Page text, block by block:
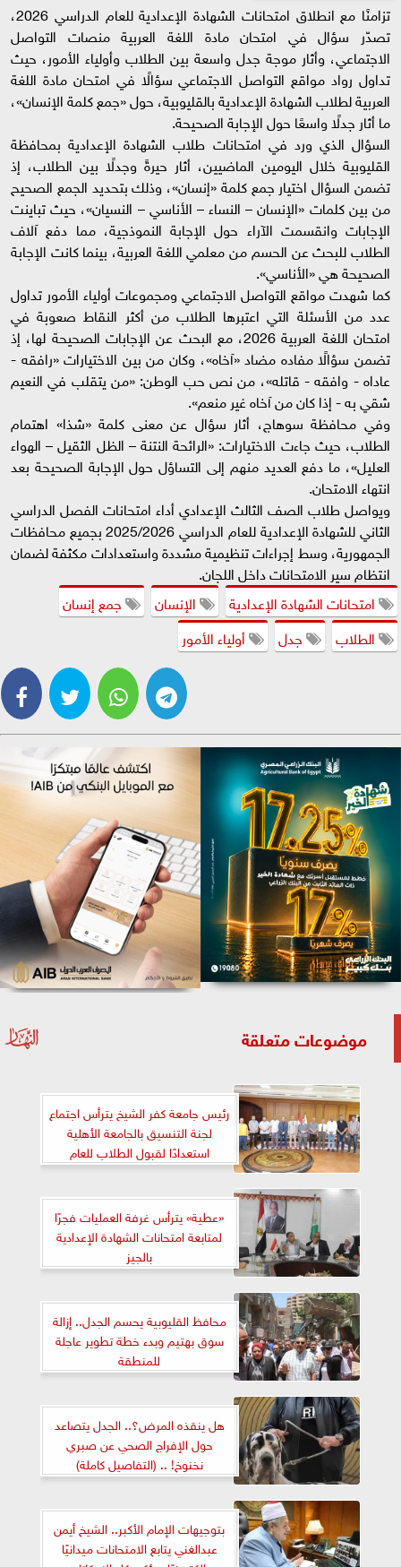
تزامنًا مع انطلاق امتحانات الشهادة الإعدادية للعام الدراسي 2026،
تصدّر سؤال في امتحان مادة اللغة العربية منصات التواصل
الاجتماعي، وأثار موجة جدل واسعة بين الطلاب وأولياء الأمور، حيث
تداول رواد مواقع التواصل الاجتماعي سؤالًا في امتحان مادة اللغة
العربية لطلاب الشهادة الإعدادية بالقليوبية، حول «جمع كلمة الإنسان»،
ما أثار جدلًا واسعًا حول الإجابة الصحيحة.
السؤال الذي ورد في امتحانات طلاب الشهادة الإعدادية بمحافظة
القليوبية خلال اليومين الماضيين، أثار حيرةً وجدلًا بين الطلاب، إذ
تضمن السؤال اختيار جمع كلمة «إنسان»، وذلك بتحديد الجمع الصحيح
من بين كلمات «الإنسان – النساء – الأناسي – النسيان»، حيث تباينت
الإجابات وانقسمت الآراء حول الإجابة النموذجية، مما دفع آلاف
الطلاب للبحث عن الحسم من معلمي اللغة العربية، بينما كانت الإجابة
الصحيحة هي «الأناسي».
كما شهدت مواقع التواصل الاجتماعي ومجموعات أولياء الأمور تداول
عدد من الأسئلة التي اعتبرها الطلاب من أكثر النقاط صعوبة في
امتحان اللغة العربية 2026، مع البحث عن الإجابات الصحيحة لها، إذ
تضمن سؤالًا مفاده مضاد «آخاه»، وكان من بين الاختيارات «رافقه -
عاداه - وافقه - قاتله»، من نص حب الوطن: «من يتقلب في النعيم
شقي به - إذا كان من آخاه غير منعم».
وفي محافظة سوهاج، أثار سؤال عن معنى كلمة «شذا» اهتمام
الطلاب، حيث جاءت الاختيارات: «الرائحة النتنة – الظل الثقيل – الهواء
العليل»، ما دفع العديد منهم إلى التساؤل حول الإجابة الصحيحة بعد
انتهاء الامتحان.
ويواصل طلاب الصف الثالث الإعدادي أداء امتحانات الفصل الدراسي
الثاني للشهادة الإعدادية للعام الدراسي 2025/2026 بجميع محافظات
الجمهورية، وسط إجراءات تنظيمية مشددة واستعدادات مكثفة لضمان
انتظام سير الامتحانات داخل اللجان.
امتحانات الشهادة الإعدادية
الإنسان
جمع إنسان
الطلاب
جدل أولياء الأمور
موضوعات متعلقة
رئيس جامعة كفر الشيخ يترأس اجتماع
لجنة التنسيق بالجامعة الأهلية
استعدادًا لقبول الطلاب للعام
الجامعي الجديد
«عطية» يترأس غرفة العمليات فجرًا
لمتابعة امتحانات الشهادة الإعدادية
بالجيز
محافظ القليوبية يحسم الجدل.. إزالة
سوق بهتيم وبدء خطة تطوير عاجلة
للمنطقة
هل ينقذه المرض؟.. الجدل يتصاعد
حول الإفراج الصحي عن صبري
نخنوخ! .. (التفاصيل كاملة)
بتوجيهات الإمام الأكبر.. الشيخ أيمن
عبدالغني يتابع الامتحانات ميدانيًا